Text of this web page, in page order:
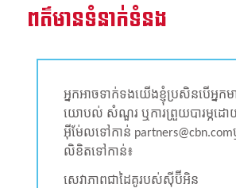
ពត៌មានទំនាក់ទំនង
អ្នកអាចទាក់ទងយើងខ្ញុំប្រសិនបើអ្នក
យោបល់ សំណួរ ឬការព្រួយបារម្ភដោយ
អ៊ីម់ែលទៅកាន់ partners@cbn.com
លិខិតទៅកាន់៖
សេវាភាពជាដៃគូរបស់ស៊ីប៊ីអិន